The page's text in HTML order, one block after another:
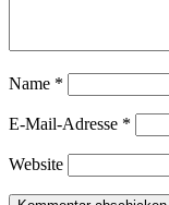
Name *
E-Mail-Adresse *
Website